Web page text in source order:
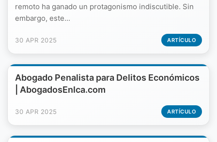
remoto ha ganado un protagonismo indiscutible. Sin
embargo, este...
30 APR 2025 ARTÍCULO
Abogado Penalista para Delitos Económicos
| AbogadosEnIca.com
30 APR 2025 ARTÍCULO